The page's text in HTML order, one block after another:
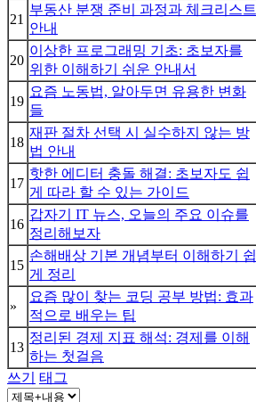
21
부동산 분쟁 준비 과정과 체크리스트
안내
20
이상한 프로그래밍 기초: 초보자를
위한 이해하기 쉬운 안내서
19
요즘 노동법, 알아두면 유용한 변화
들
18
재판 절차 선택 시 실수하지 않는 방
법 안내
17
핫한 에디터 충돌 해결: 초보자도 쉽
게 따라 할 수 있는 가이드
16
갑자기 IT 뉴스, 오늘의 주요 이슈를
정리해보자
15
손해배상 기본 개념부터 이해하기 쉽
게 정리
»
요즘 많이 찾는 코딩 공부 방법: 효과
적으로 배우는 팁
13
정리된 경제 지표 해석: 경제를 이해
하는 첫걸음
쓰기
태그